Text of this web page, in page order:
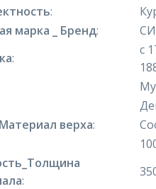
:
марка _ Бренд:
:
с
верха:
: